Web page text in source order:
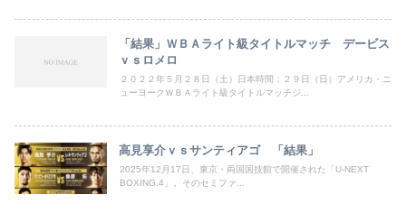
「結果」ＷＢＡライト級タイトルマッチ デービス
ｖｓロメロ
２０２２年５月２８日（土）日本時間：２９日（日）アメリカ・ニ
ューヨークＷＢＡライト級タイトルマッチジ...
高見享介ｖｓサンティアゴ 「結果」
2025年12月17日、東京・両国国技館で開催された「U-NEXT
BOXING.4」。そのセミファ...